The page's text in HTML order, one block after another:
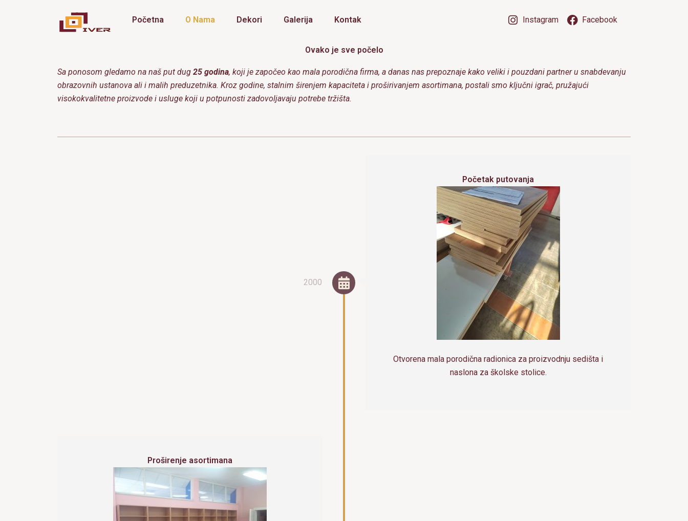
Početna O Nama Dekori Galerija Kontak Instagram Facebook
Ovako je sve počelo
Sa ponosom gledamo na naš put dug 25 godina, koji je započeo kao mala porodična firma, a danas nas prepoznaje kako veliki i pouzdani partner u snabdevanju
obrazovnih ustanova ali i malih preduzetnika. Kroz godine, stalnim širenjem kapaciteta i proširivanjem asortimana, postali smo ključni igrač, pružajući
visokokvalitetne proizvode i usluge koji u potpunosti zadovoljavaju potrebe tržišta.
2000
Početak putovanja
Otvorena mala porodična radionica za proizvodnju sedišta i
naslona za školske stolice.
Proširenje asortimana